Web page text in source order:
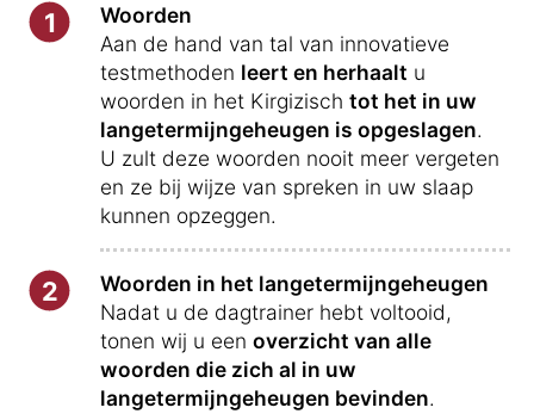
1
Woorden
Aan de hand van tal van innovatieve
testmethoden leert en herhaalt u
woorden in het Kirgizisch tot het in uw
langetermijngeheugen is opgeslagen.
U zult deze woorden nooit meer vergeten
en ze bij wijze van spreken in uw slaap
kunnen opzeggen.
2
Woorden in het langetermijngeheugen
Nadat u de dagtrainer hebt voltooid,
tonen wij u een overzicht van alle
woorden die zich al in uw
langetermijngeheugen bevinden.